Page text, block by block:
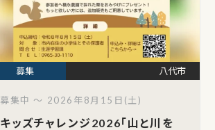
キッズチャレンジ2026「山と川を
八代市
募集中 ～ 2026年8月15日(土)